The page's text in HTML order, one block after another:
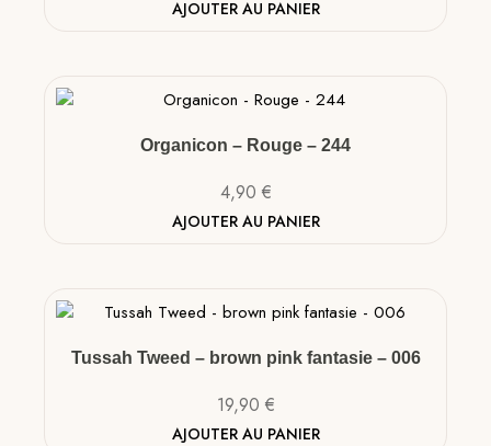
AJOUTER AU PANIER
Organicon – Rouge – 244
4,90 €
AJOUTER AU PANIER
Tussah Tweed – brown pink fantasie – 006
19,90 €
AJOUTER AU PANIER